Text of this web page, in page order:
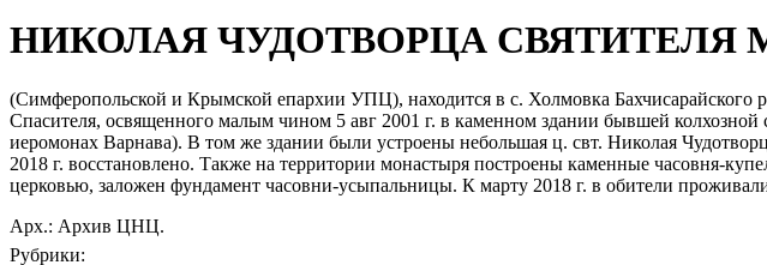
НИКОЛАЯ ЧУДОТВОРЦА
(Симферопольской и Крымской епархии УПЦ), находится в с. Холмовка
Спасителя, освященного малым чином 5 авг 2001 г. в каменном здании бывшей
иеромонах Варнава). В том же здании были устроены небольшая ц. свт. Николая
2018 г. восстановлено. Также на территории монастыря построены каменные часовня-
церковью, заложен фундамент часовни-усыпальницы. К марту 2018 г. в обители
Арх.: Архив ЦНЦ.
Рубрики: